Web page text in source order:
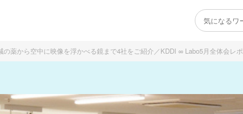
薬から空中に映像を浮かべる鏡まで4社をご紹介／KDDI ∞ Labo5月全体会レポ